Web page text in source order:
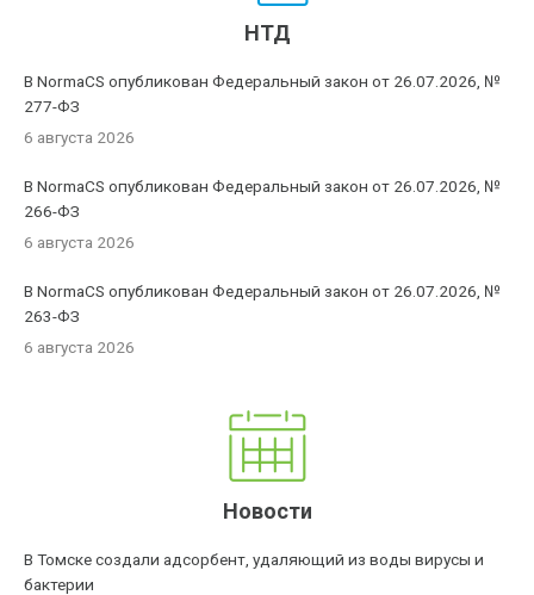
НТД
В NormaCS опубликован Федеральный закон от 26.07.2026, №
277-ФЗ
6 августа 2026
В NormaCS опубликован Федеральный закон от 26.07.2026, №
266-ФЗ
6 августа 2026
В NormaCS опубликован Федеральный закон от 26.07.2026, №
263-ФЗ
6 августа 2026
Новости
В Томске создали адсорбент, удаляющий из воды вирусы и
бактерии